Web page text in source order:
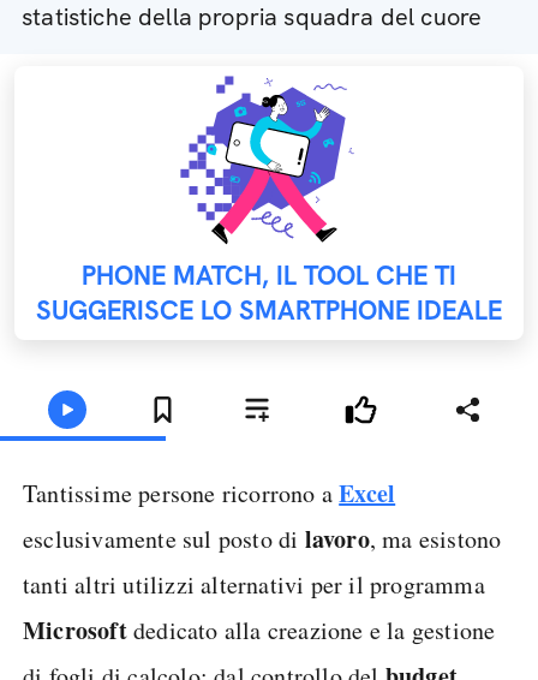
statistiche della propria squadra del cuore
PHONE MATCH, IL TOOL CHE TI
SUGGERISCE LO SMARTPHONE IDEALE
Tantissime persone ricorrono aExcel
esclusivamente sul posto di lavoro, ma esistono
tanti altri utilizzi alternativi per il programma
Microsoftdedicato alla creazione e la gestione